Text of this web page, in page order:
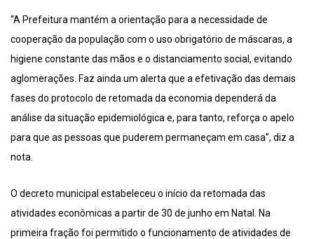
“A Prefeitura mantém a orientação para a necessidade de
cooperação da população com o uso obrigatório de máscaras, a
higiene constante das mãos e o distanciamento social, evitando
aglomerações. Faz ainda um alerta que a efetivação das demais
fases do protocolo de retomada da economia dependerá da
análise da situação epidemiológica e, para tanto, reforça o apelo
para que as pessoas que puderem permaneçam em casa”, diz a
nota.
O decreto municipal estabeleceu o início da retomada das
atividades econômicas a partir de 30 de junho em Natal. Na
primeira fração foi permitido o funcionamento de atividades de